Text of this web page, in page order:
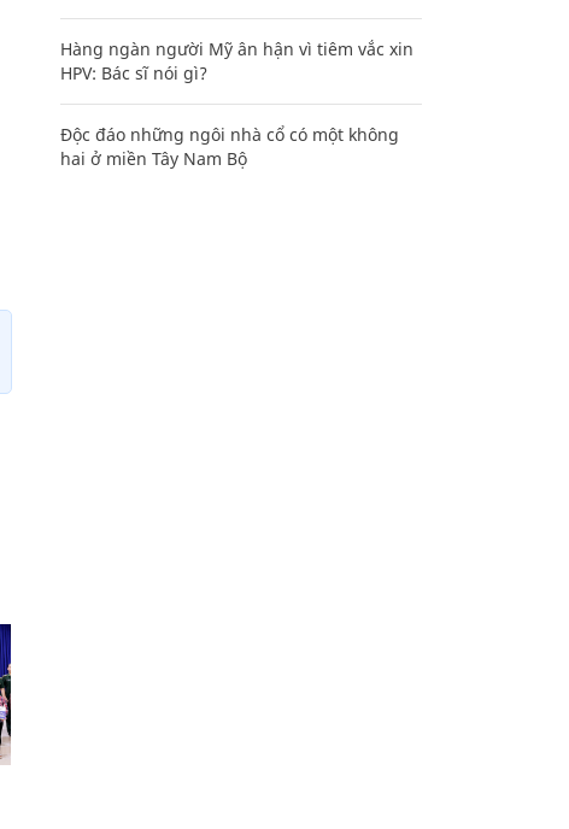
Hàng ngàn người Mỹ ân hận vì tiêm vắc xin
HPV: Bác sĩ nói gì?
Độc đáo những ngôi nhà cổ có một không
hai ở miền Tây Nam Bộ